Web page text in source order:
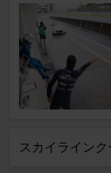
スカイライン